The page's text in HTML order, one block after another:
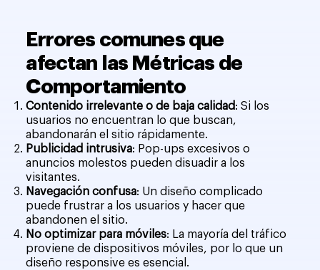
Errores comunes que
afectan las Métricas de
Comportamiento
Contenido irrelevante o de baja calidad: Si los
usuarios no encuentran lo que buscan,
abandonarán el sitio rápidamente.
Publicidad intrusiva: Pop-ups excesivos o
anuncios molestos pueden disuadir a los
visitantes.
Navegación confusa: Un diseño complicado
puede frustrar a los usuarios y hacer que
abandonen el sitio.
No optimizar para móviles: La mayoría del tráfico
proviene de dispositivos móviles, por lo que un
diseño responsive es esencial.